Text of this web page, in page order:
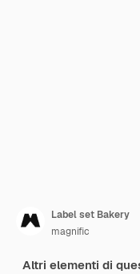
Label set Bakery
magnific
Altri elementi di